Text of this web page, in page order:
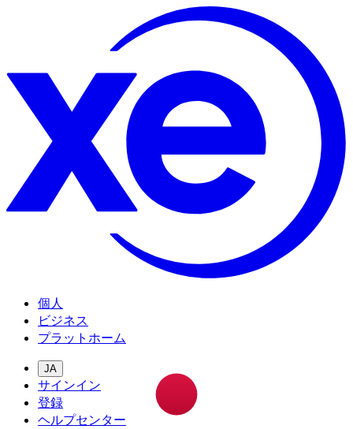
個人
ビジネス
プラットホーム
JA
サインイン
登録
ヘルプセンター